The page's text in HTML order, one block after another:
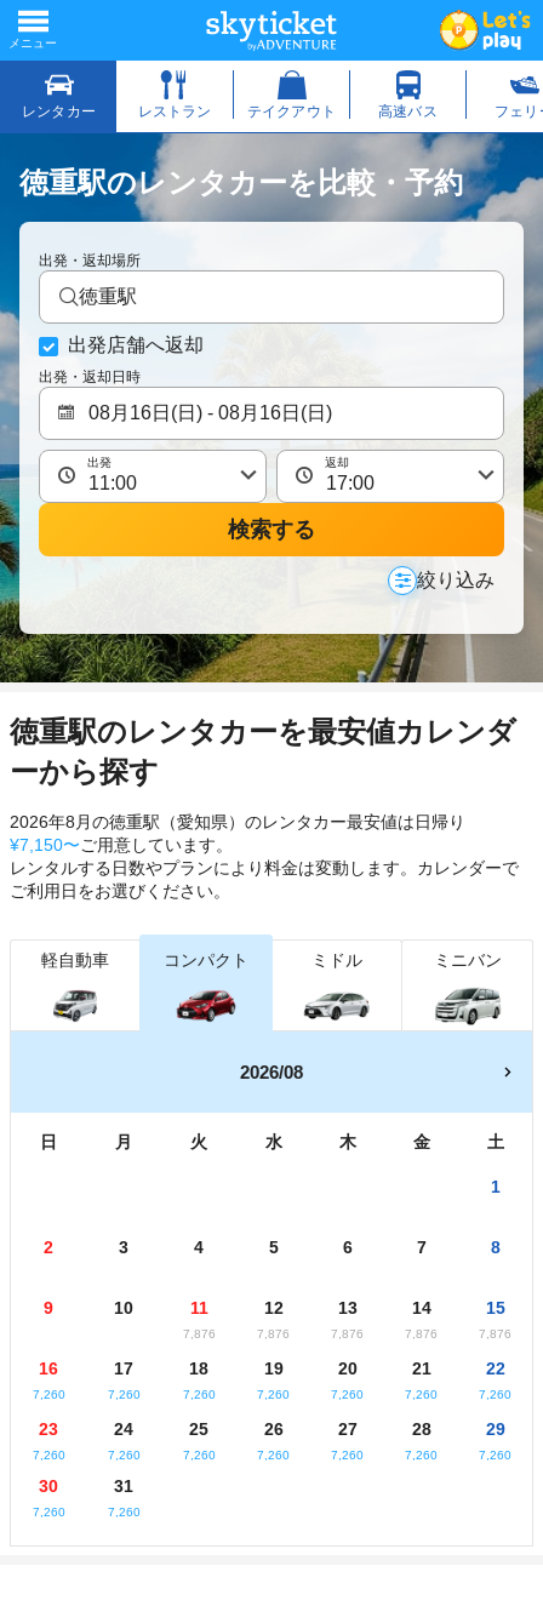
徳重駅のレンタカーを比較・予約
出発・返却場所
徳重駅
出発店舗へ返却
出発・返却日時
出発 返却
検索する
絞り込み
徳重駅のレンタカーを最安値カレンダ
ーから探す
2026年8月の徳重駅（愛知県）のレンタカー最安値は日帰り
¥7,150〜ご用意しています。
レンタルする日数やプランにより料金は変動します。カレンダーで
ご利用日をお選びください。
軽自動車 コンパクト ミドル ミニバン
2026/08
日 月 火 水 木 金 土
1
2 3 4 5 6 7 8
9 10 11
7,876
12
7,876
13
7,876
14
7,876
15
7,876
16
7,260
17
7,260
18
7,260
19
7,260
20
7,260
21
7,260
22
7,260
23
7,260
24
7,260
25
7,260
26
7,260
27
7,260
28
7,260
29
7,260
30
7,260
31
7,260